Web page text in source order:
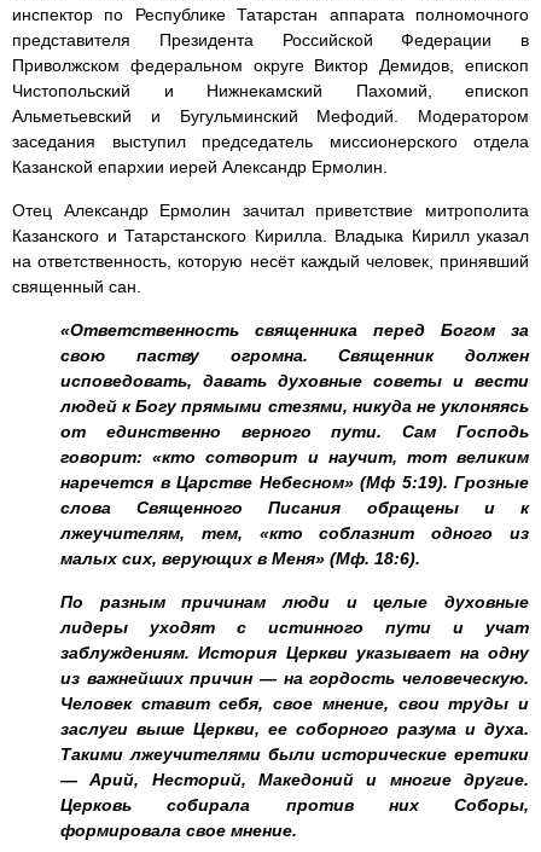
инспектор по Республике Татарстан аппарата полномочного
представителя Президента Российской Федерации в
Приволжском федеральном округе Виктор Демидов, епископ
Чистопольский и Нижнекамский Пахомий, епископ
Альметьевский и Бугульминский Мефодий. Модератором
заседания выступил председатель миссионерского отдела
Казанской епархии иерей Александр Ермолин.
Отец Александр Ермолин зачитал приветствие митрополита
Казанского и Татарстанского Кирилла. Владыка Кирилл указал
на ответственность, которую несёт каждый человек, принявший
священный сан.
«Ответственность священника перед Богом за
свою паству огромна. Священник должен
исповедовать, давать духовные советы и вести
людей к Богу прямыми стезями, никуда не уклоняясь
от единственно верного пути. Сам Господь
говорит: «кто сотворит и научит, тот великим
наречется в Царстве Небесном» (Мф 5:19). Грозные
слова Священного Писания обращены и к
лжеучителям, тем, «кто соблазнит одного из
малых сих, верующих в Меня» (Мф. 18:6).
По разным причинам люди и целые духовные
лидеры уходят с истинного пути и учат
заблуждениям. История Церкви указывает на одну
из важнейших причин — на гордость человеческую.
Человек ставит себя, свое мнение, свои труды и
заслуги выше Церкви, ее соборного разума и духа.
Такими лжеучителями были исторические еретики
— Арий, Несторий, Македоний и многие другие.
Церковь собирала против них Соборы,
формировала свое мнение.